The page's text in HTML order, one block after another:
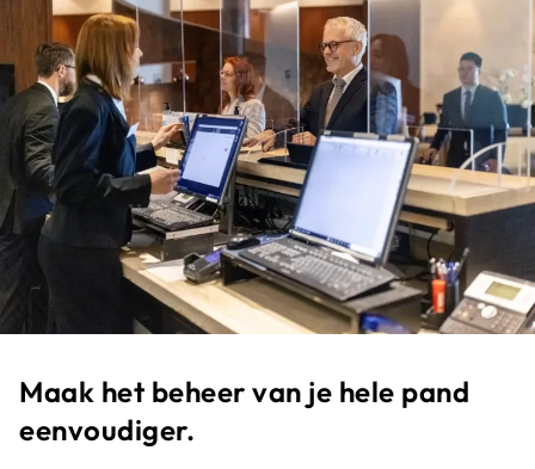
Maak het beheer van je hele pand
eenvoudiger.​